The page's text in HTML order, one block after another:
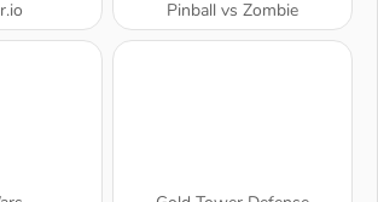
Pinball vs Zombie